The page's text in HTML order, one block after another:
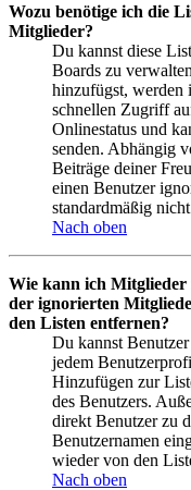
Wozu benötige ich die
Mitglieder?
Du kannst diese
Boards zu
hinzufügst, werden
schnellen Zugriff
Onlinestatus und
senden. Abhängig
Beiträge deiner
einen Benutzer
standardmäßig
Nach oben
Wie kann ich
der ignorierten
den Listen entfernen?
Du kannst
jedem
Hinzufügen zur
des Benutzers.
direkt Benutzer zu
Benutzernamen
wieder von den
Nach oben